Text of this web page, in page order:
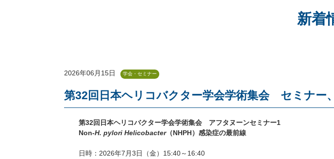
新着
2026年06月15日 学会・セミナー
第32回日本ヘリコバクター学会学術集会 セミナー
第32回日本ヘリコバクター学会学術集会 アフタヌーンセミナー1
Non-H. pylori Helicobacter（NHPH）感染症の最前線
日時：2026年7月3日（金）15:40～16:40